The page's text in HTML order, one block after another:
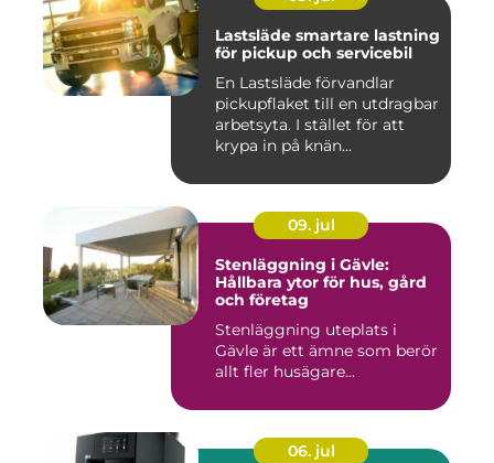
Lastsläde smartare lastning
för pickup och servicebil
En Lastsläde förvandlar
pickupflaket till en utdragbar
arbetsyta. I stället för att
krypa in på knän...
09. jul
Stenläggning i Gävle:
Hållbara ytor för hus, gård
och företag
Stenläggning uteplats i
Gävle är ett ämne som berör
allt fler husägare...
06. jul